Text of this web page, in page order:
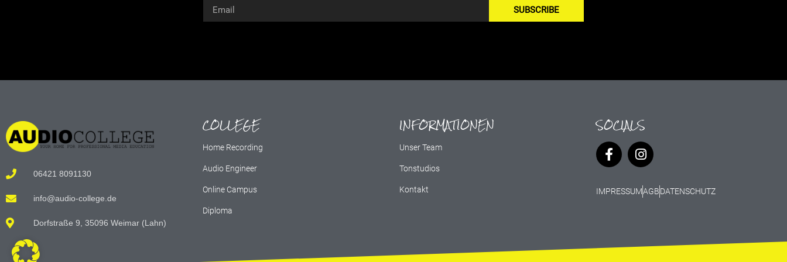
SUBSCRIBE
06421 8091130
info@audio-college.de
Dorfstraße 9, 35096 Weimar (Lahn)
COLLEGE
Home Recording
Audio Engineer
Online Campus
Diploma
INFORMATIONEN
Unser Team
Tonstudios
Kontakt
SOCIALS
IMPRESSUMAGBDATENSCHUTZ